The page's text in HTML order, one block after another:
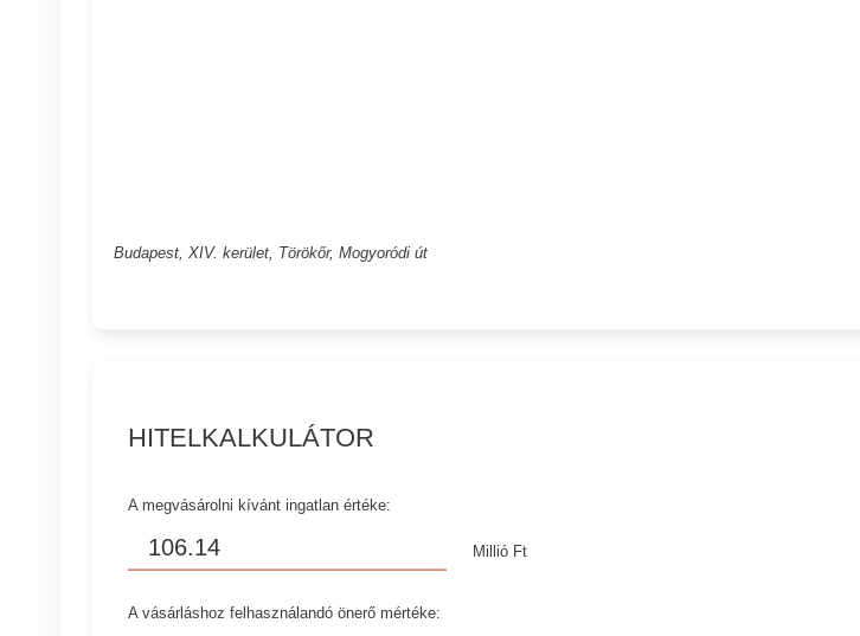
Budapest, XIV. kerület, Törökőr, Mogyoródi út
HITELKALKULÁTOR
A megvásárolni kívánt ingatlan értéke:
Millió Ft
A vásárláshoz felhasználandó önerő mértéke: